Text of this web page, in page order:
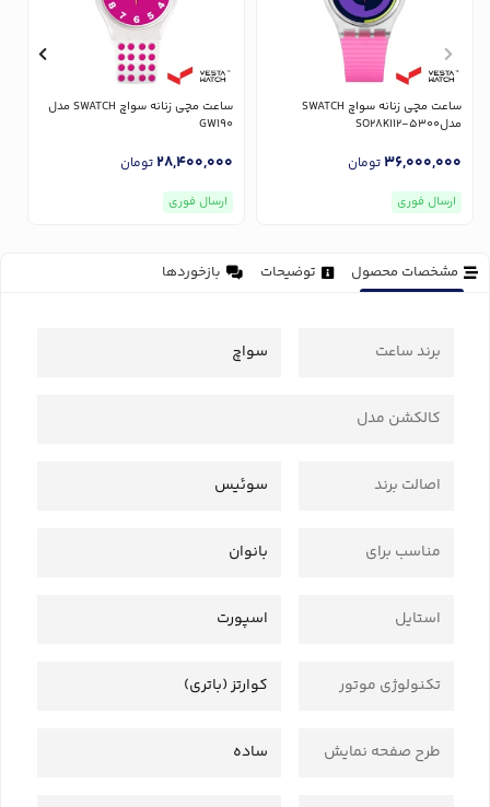
ساعت مچی زنانه سواچ SWATCH
مدلSO28K112-5300
36,000,000تومان
ارسال فوری
ساعت مچی زنانه سواچ SWATCH مدل
GW190
28,400,000تومان
ارسال فوری
مشخصات محصول توضیحات بازخوردها
برند ساعت سواچ
کالکشن مدل
اصالت برند سوئیس
مناسب برای بانوان
استایل اسپورت
تکنولوژی موتور کوارتز (باتری)
طرح صفحه نمایش ساده